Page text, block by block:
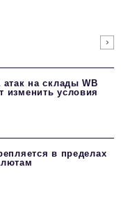
на склады WВ
изменить условия
в пределах